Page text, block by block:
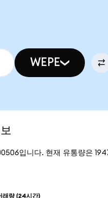
WEPE
입니다. 현재 유통량은
래량 (24시간)